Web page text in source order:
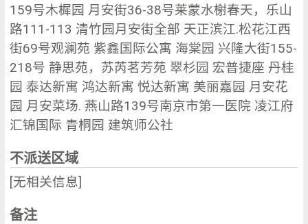
159号木樨园 月安街36-38号莱蒙水榭春天，乐山
路111-113 清竹园月安街全部 天正滨江.松花江西
街69号观澜苑 紫鑫国际公寓 海棠园 兴隆大街155-
218号 静思苑，苏芮茗芳苑 翠杉园 宏普捷座 丹桂
园 泰达新寓 鸿达新寓 悦达新寓 美丽嘉园 月安花
园 月安菜场. 燕山路139号南京市第一医院 凌江府
汇锦国际 青桐园 建筑师公社
不派送区域
[无相关信息]
备注